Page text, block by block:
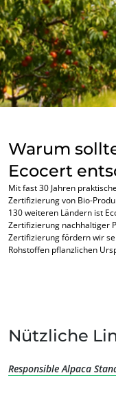
Wald und Holz
Haushaltsprodukte
Nachhaltige
Inputs
Warum
Ecocert
Mit fast 30 Jahren
Zertifizierung von Bio-
130 weiteren Ländern ist
Zertifizierung nachhaltiger
Zertifizierung fördern wir
Rohstoffen pflanzlichen
Nützliche
Responsible Alpaca